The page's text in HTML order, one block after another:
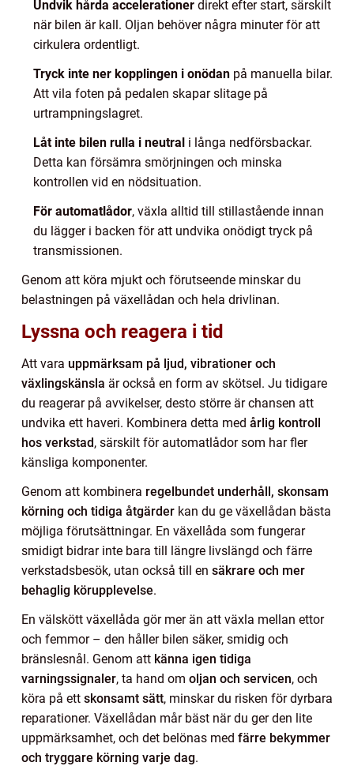
Undvik hårda accelerationer direkt efter start, särskilt
när bilen är kall. Oljan behöver några minuter för att
cirkulera ordentligt.
Tryck inte ner kopplingen i onödan på manuella bilar.
Att vila foten på pedalen skapar slitage på
urtrampningslagret.
Låt inte bilen rulla i neutral i långa nedförsbackar.
Detta kan försämra smörjningen och minska
kontrollen vid en nödsituation.
För automatlådor, växla alltid till stillastående innan
du lägger i backen för att undvika onödigt tryck på
transmissionen.
Genom att köra mjukt och förutseende minskar du
belastningen på växellådan och hela drivlinan.
Lyssna och reagera i tid
Att vara uppmärksam på ljud, vibrationer och
växlingskänsla är också en form av skötsel. Ju tidigare
du reagerar på avvikelser, desto större är chansen att
undvika ett haveri. Kombinera detta med årlig kontroll
hos verkstad, särskilt för automatlådor som har fler
känsliga komponenter.
Genom att kombinera regelbundet underhåll, skonsam
körning och tidiga åtgärder kan du ge växellådan bästa
möjliga förutsättningar. En växellåda som fungerar
smidigt bidrar inte bara till längre livslängd och färre
verkstadsbesök, utan också till en säkrare och mer
behaglig körupplevelse.
En välskött växellåda gör mer än att växla mellan ettor
och femmor – den håller bilen säker, smidig och
bränslesnål. Genom att känna igen tidiga
varningssignaler, ta hand om oljan och servicen, och
köra på ett skonsamt sätt, minskar du risken för dyrbara
reparationer. Växellådan mår bäst när du ger den lite
uppmärksamhet, och det belönas med färre bekymmer
och tryggare körning varje dag.